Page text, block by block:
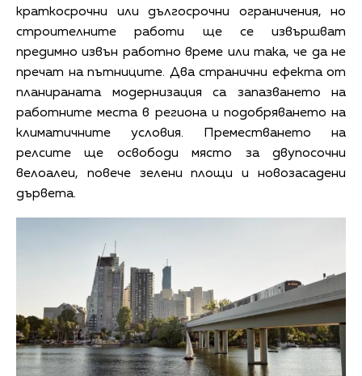
краткосрочни или дългосрочни ограничения, но
строителните работи ще се извършват
предимно извън работно време или така, че да не
пречат на пътниците. Два странични ефекта от
планираната модернизация са запазването на
работните места в региона и подобряването на
климатичните условия. Преместването на
релсите ще освободи място за двупосочни
велоалеи, повече зелени площи и новозасадени
дървета.